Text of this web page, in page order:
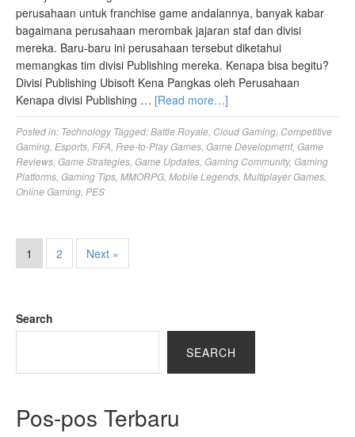
perusahaan untuk franchise game andalannya, banyak kabar
bagaimana perusahaan merombak jajaran staf dan divisi
mereka. Baru-baru ini perusahaan tersebut diketahui
memangkas tim divisi Publishing mereka. Kenapa bisa begitu?
Divisi Publishing Ubisoft Kena Pangkas oleh Perusahaan
Kenapa divisi Publishing … [Read more…]
Posted in: Technology Tagged:Battle Royale Cloud Gaming Competitive
Gaming Esports FIFA Free-to-Play Games Game Development, Game
Reviews Game Strategies Game Updates Gaming Community, Gaming
Platforms Gaming Tips MMORPG Mobile Legends Multiplayer Games
Online Gaming PES
1 2 Next »
Search
SEARCH
Pos-pos Terbaru